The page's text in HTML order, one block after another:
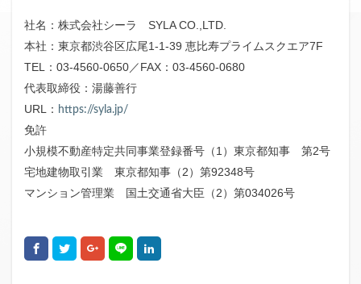
社名：株式会社シーラ SYLA CO.,LTD.
本社：東京都渋谷区広尾1-1-39 恵比寿プライムスクエア7F
TEL：03-4560-0650／FAX：03-4560-0680
代表取締役：湯藤善行
URL： https://syla.jp/
免許
小規模不動産特定共同事業登録番号（1）東京都知事 第2号
宅地建物取引業 東京都知事（2）第92348号
マンション管理業 国土交通省大臣（2）第034026号